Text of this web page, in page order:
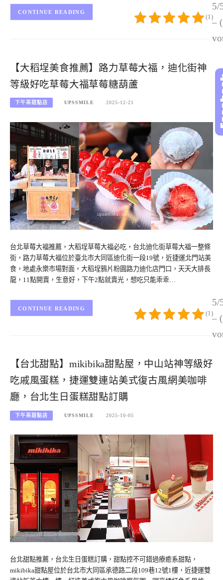
5/
–
(1)
CONTINUE READING
【大稻埕美食推薦】路力草莓大福，迪化街神
等級好吃草莓大福草莓糖葫蘆
下午茶甜點店 UPSSMILE 2025-12-21
台北草莓大福推薦，大稻埕草莓大福必吃，台北迪化街草莓大福一整條
街，路力草莓大福位於臺北市大同區迪化街一段19號，近捷運北門站美
食，地處永樂市場對面，大稻埕鴉片粉圓路力迪化店門口，天天大排長
龍，11點開賣，生意好，下午2點就賣光，想吃只能乖乖…
5/
–
(1)
CONTINUE READING
【台北甜點】mikibika甜點屋，中山站神等級好
吃戚風蛋糕，捷運雙連站美式復古風網美咖啡
廳，台北生日蛋糕甜點訂購
下午茶甜點店 UPSSMILE 2025-10-05
台北甜點推薦，台北生日蛋糕訂購，甜點控不可錯過療癒系甜點，
mikibika甜點屋位於台北市大同區承德路二段109巷12號1樓，近捷運雙